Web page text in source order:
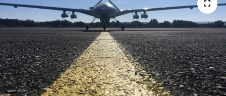
Resmi İlanlar
Rüya Tabirleri
Sağlık
Savunma Sanayi